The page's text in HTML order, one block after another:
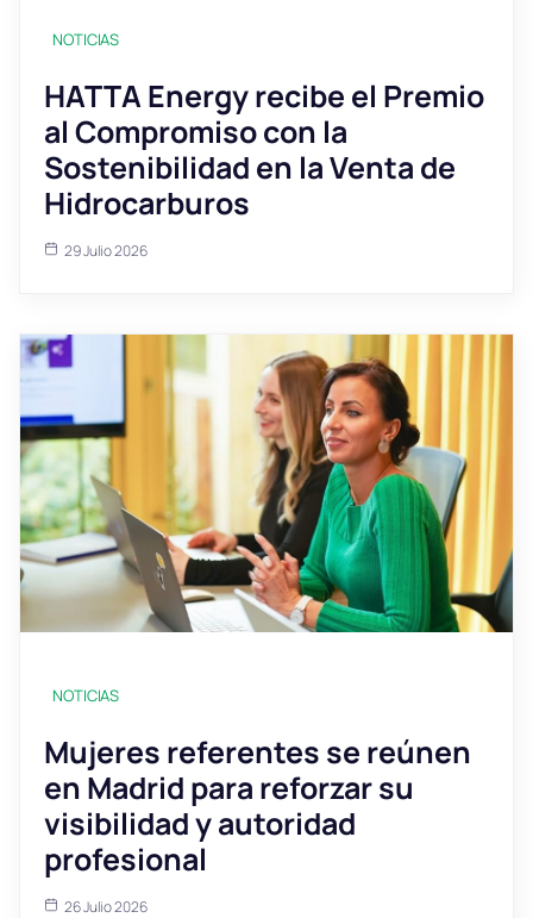
NOTICIAS
HATTA Energy recibe el Premio
al Compromiso con la
Sostenibilidad en la Venta de
Hidrocarburos
29 Julio 2026
NOTICIAS
Mujeres referentes se reúnen
en Madrid para reforzar su
visibilidad y autoridad
profesional
26 Julio 2026